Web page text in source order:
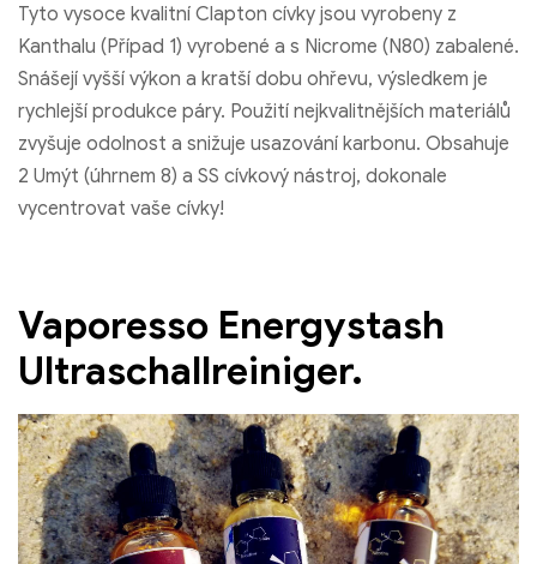
Tyto vysoce kvalitní Clapton cívky jsou vyrobeny z
Kanthalu (Případ 1) vyrobené a s Nicrome (N80) zabalené.
Snášejí vyšší výkon a kratší dobu ohřevu, výsledkem je
rychlejší produkce páry. Použití nejkvalitnějších materiálů
zvyšuje odolnost a snižuje usazování karbonu. Obsahuje
2 Umýt (úhrnem 8) a SS cívkový nástroj, dokonale
vycentrovat vaše cívky!
Vaporesso Energystash
Ultraschallreiniger.